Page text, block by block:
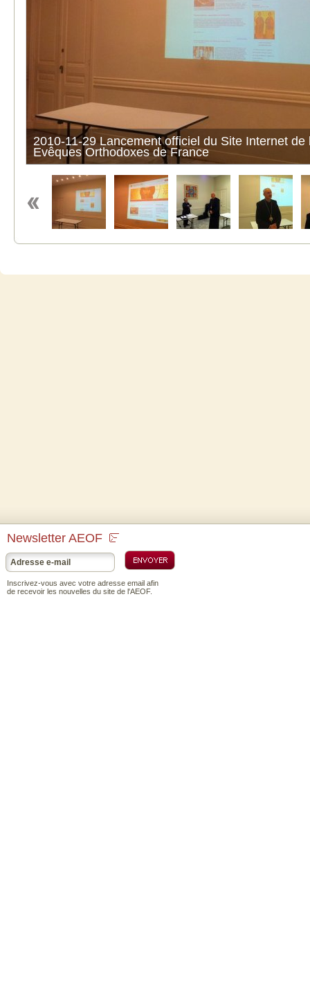
2010-11-29 Lancement officiel du Site Internet de
Evêques Orthodoxes de France
Newsletter AEOF
Inscrivez-vous avec votre adresse email afin
de recevoir les nouvelles du site de l'AEOF.